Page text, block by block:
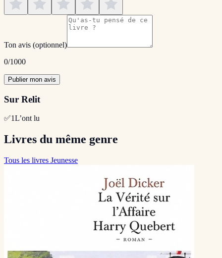
Ton avis (optionnel)
0/1000
Publier mon avis
Sur Relit
✅1L’ont lu
Livres du même genre
Tous les livres Jeunesse